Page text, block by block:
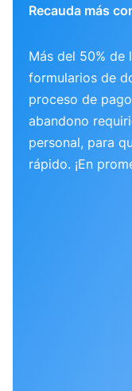
Recauda más
Más del 50% de
formularios de
proceso de
abandono
personal, para
rápido. ¡En